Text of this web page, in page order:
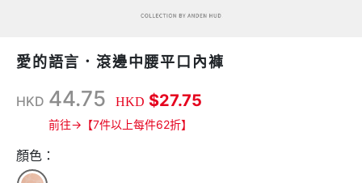
愛的語言．滾邊中腰平口內褲
HKD 44.75 HKD $27.75
前往→【7件以上每件62折】
顏色：